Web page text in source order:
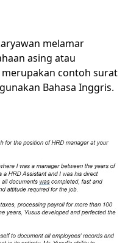
melamar
asing atau
contoh surat
Bahasa Inggris.